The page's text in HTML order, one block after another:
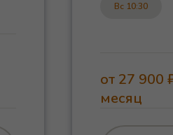
Вс 10:30
от 27 900
месяц